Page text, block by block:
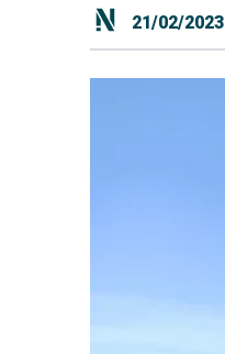
21/02/2023